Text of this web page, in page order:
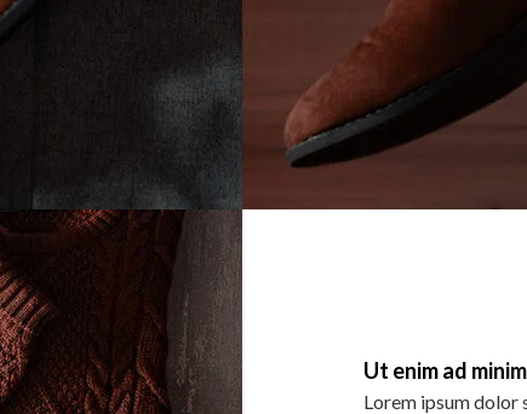
Ut enim ad minim
Lorem ipsum dolor